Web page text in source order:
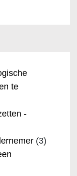
te
-
(3)